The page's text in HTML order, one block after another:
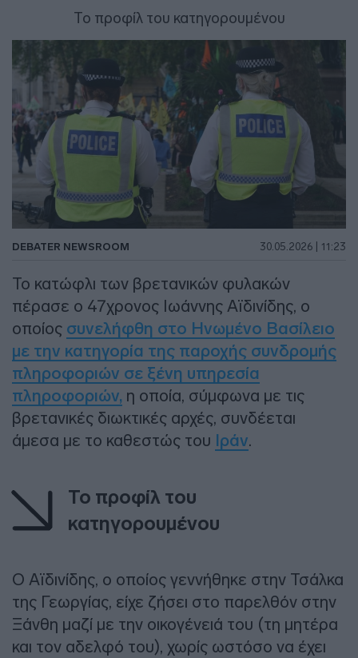
Το προφίλ του κατηγορουμένου
DEBATER NEWSROOM 30.05.2026 | 11:23
Το κατώφλι των βρετανικών φυλακών
πέρασε ο 47χρονος Ιωάννης Αϊδινίδης, ο
οποίος συνελήφθη στο Ηνωμένο Βασίλειο
με την κατηγορία της παροχής συνδρομής
πληροφοριών σε ξένη υπηρεσία
πληροφοριών, η οποία, σύμφωνα με τις
βρετανικές διωκτικές αρχές, συνδέεται
άμεσα με το καθεστώς του Ιράν.
Το προφίλ του
κατηγορουμένου
Ο Αϊδινίδης, ο οποίος γεννήθηκε στην Τσάλκα
της Γεωργίας, είχε ζήσει στο παρελθόν στην
Ξάνθη μαζί με την οικογένειά του (τη μητέρα
και τον αδελφό του), χωρίς ωστόσο να έχει